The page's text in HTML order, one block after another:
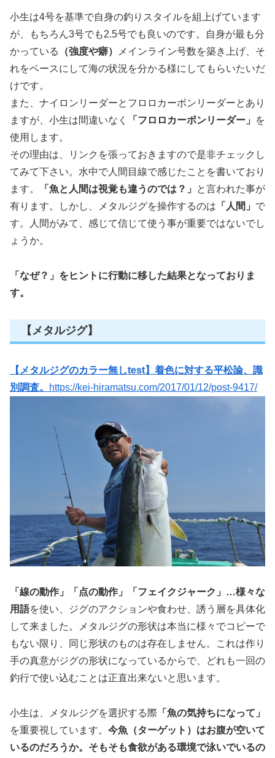
小生は4号を基準で自身の釣りスタイルを組上げています
が、もちろん3号でも2.5号でも良いのです。自身が最も分
かっている
（強度や癖）
メインライン号数を築き上げ、そ
れをベースにして海の状況を分かる様にしてもらいたいだ
けです。
また、ナイロンリーダーとフロロカーボンリーダーとあり
ますが、小生は間違いなく
「フロロカーボンリーダー」
を
使用します。
その理由は、リンクを張っておきますので是非チェックし
てみて下さい。水中で人間目線で感じたことを書いており
ます。
「魚と人間は視覚も違うのでは？」
と言われた事が
有ります。しかし、メタルジグを操作するのは 「人間」 で
す。人間がみて、感じて信じて使う事が重要ではないでし
ょうか。
「なぜ？」をヒントに行動に移した結果となっておりま
す。
【メタルジグ】
【メタルジグのカラー無しtest】着色に対する平松論、識
別調査。
https://kei-hiramatsu.com/2017/01/12/post-9417/
「線の動作」「点の動作」「フェイクジャーク」…様々な
用語を使い、ジグのアクションや食わせ、誘う層を具体化
して来ました。メタルジグの形状は本当に様々でコピーで
もない限り、同じ形状のものは存在しません。これは作り
手の真意がジグの形状になっているからで、どれも一回の
釣行で使い込むことは正直出来ないと思います。
小生は、メタルジグを選択する際 「魚の気持ちになって」
を重要視しています。 今魚（ターゲット）はお腹が空いて
いるのだろうか。そもそも食欲がある環境で泳いでいるの